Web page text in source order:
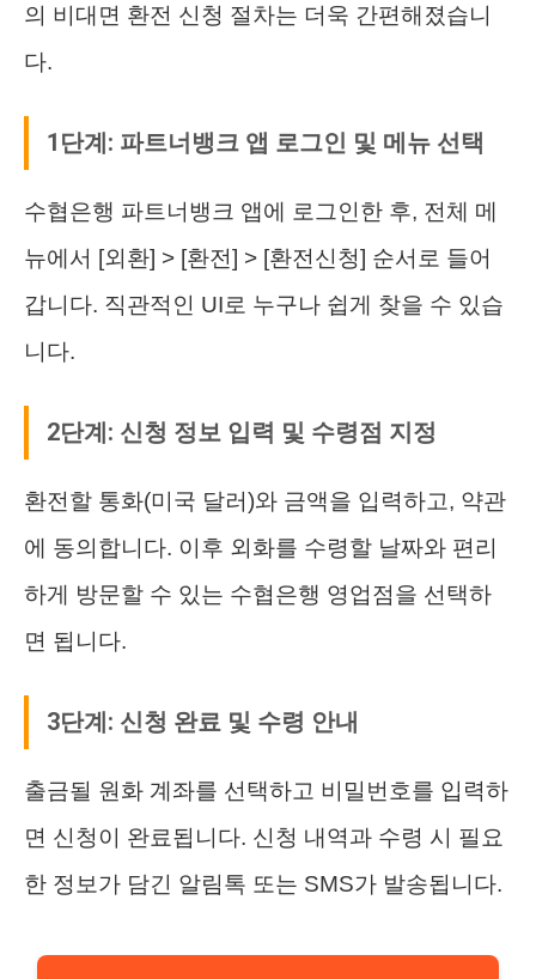
의 비대면 환전 신청 절차는 더욱 간편해졌습니
다.
1단계: 파트너뱅크 앱 로그인 및 메뉴 선택
수협은행 파트너뱅크 앱에 로그인한 후, 전체 메
뉴에서 [외환] > [환전] > [환전신청] 순서로 들어
갑니다. 직관적인 UI로 누구나 쉽게 찾을 수 있습
니다.
2단계: 신청 정보 입력 및 수령점 지정
환전할 통화(미국 달러)와 금액을 입력하고, 약관
에 동의합니다. 이후 외화를 수령할 날짜와 편리
하게 방문할 수 있는 수협은행 영업점을 선택하
면 됩니다.
3단계: 신청 완료 및 수령 안내
출금될 원화 계좌를 선택하고 비밀번호를 입력하
면 신청이 완료됩니다. 신청 내역과 수령 시 필요
한 정보가 담긴 알림톡 또는 SMS가 발송됩니다.